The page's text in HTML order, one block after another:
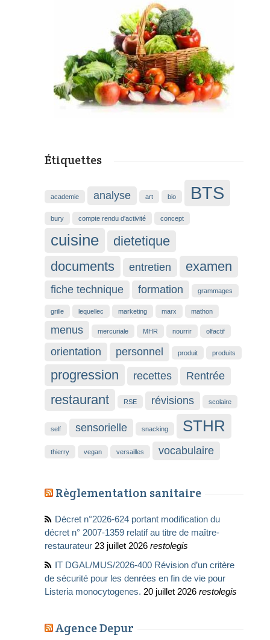
Étiquettes
academie analyse art bio BTS
bury compte rendu d'activité concept
cuisine
dietetique
documents
entretien examen
fiche technique formation grammages
grille lequellec marketing marx mathon
menus mercuriale MHR nourrir olfactif
orientation personnel produit produits
progression recettes Rentrée
restaurant RSE révisions scolaire
self sensorielle snacking STHR
thierry vegan versailles vocabulaire
Règlementation sanitaire
Décret n°2026-624 portant modification du
décret n° 2007-1359 relatif au titre de maître-
restaurateur 23 juillet 2026 restolegis
IT DGAL/MUS/2026-400 Révision d’un critère
de sécurité pour les denrées en fin de vie pour
Listeria monocytogenes. 20 juillet 2026 restolegis
Agence Depur